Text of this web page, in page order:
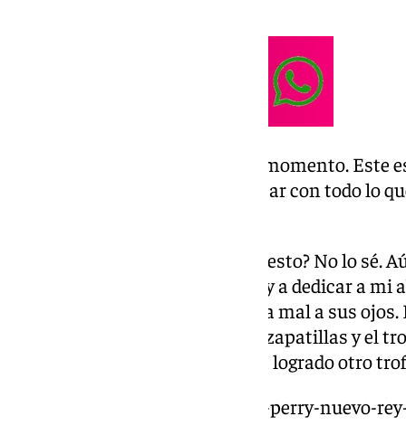
¿Qué siente?: “Yo soy de vivir el momento.
ahora y voy a abrazarlo y disfrutar con todo lo
Dedicatoria: “¿A quién le dedico esto? No lo sé.
lo puedo dedicar a ellos. Se lo voy a dedicar a
mayor fan. No puedo hacer nada mal a sus
primera vez que lo vea, pero las zapatillas y el
quiera. Abuela, tu ‘K’ especial ha logrado otro
https://www.101tv.es/kendrick-perry-nuevo-